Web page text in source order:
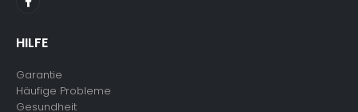
HILFE
Garantie
Häufige Probleme
Gesundheit